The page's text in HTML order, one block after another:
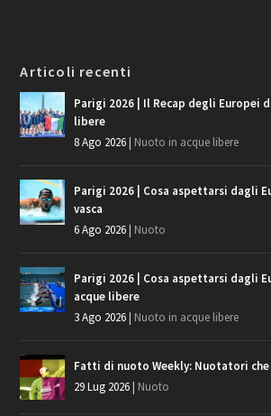
Articoli recenti
Parigi 2026 | Il Recap degli Europei
libere
8 Ago 2026 Nuoto in acque libere
Parigi 2026 | Cosa aspettarsi dagli
vasca
6 Ago 2026 Nuoto
Parigi 2026 | Cosa aspettarsi dagli
acque libere
3 Ago 2026 Nuoto in acque libere
Fatti di nuoto Weekly: Nuotatori
29 Lug 2026 Nuoto